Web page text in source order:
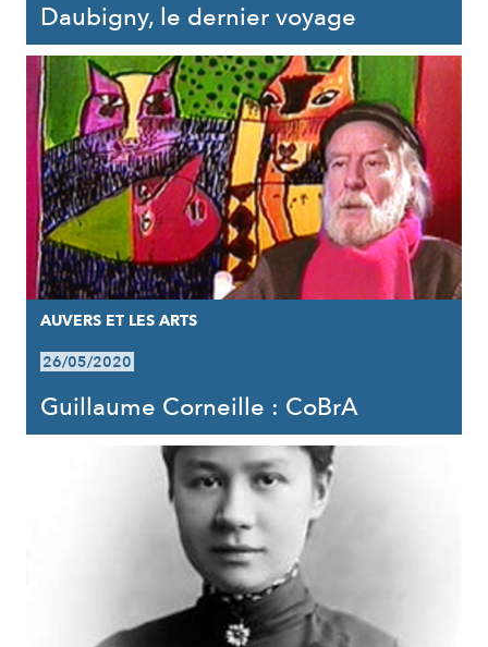
Daubigny, le dernier voyage
AUVERS ET LES ARTS
26/05/2020
Guillaume Corneille : CoBrA